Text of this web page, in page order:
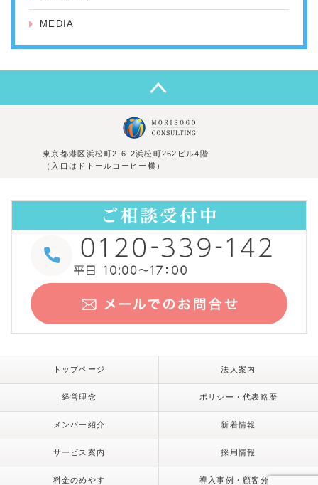
MEDIA
東京都港区浜松町2-6-2浜松町262ビル4階
（入口はドトールコーヒー横）
トップページ 法人案内
経営理念 ポリシー・代表略歴
メンバー紹介 新着情報
サービス案内 採用情報
料金のめやす 導入事例・顧客分析